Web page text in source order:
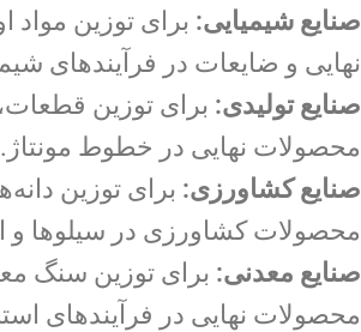
صنایع شیمیایی: برای توزین مواد
نهایی و ضایعات در فرآیندهای
صنایع تولیدی: برای توزین قطعات،
محصولات نهایی در خطوط مونتاژ.
صنایع کشاورزی: برای توزین
محصولات کشاورزی در سیلوها و
صنایع معدنی: برای توزین سنگ
محصولات نهایی در فرآیندهای